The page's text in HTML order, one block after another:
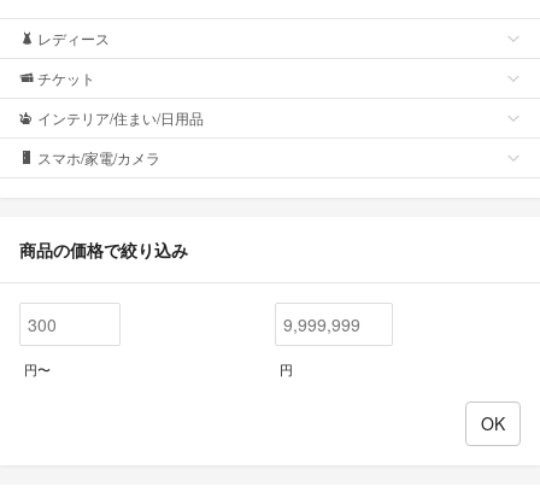
レディース
チケット
インテリア/住まい/日用品
スマホ/家電/カメラ
商品の価格で絞り込み
円〜 円